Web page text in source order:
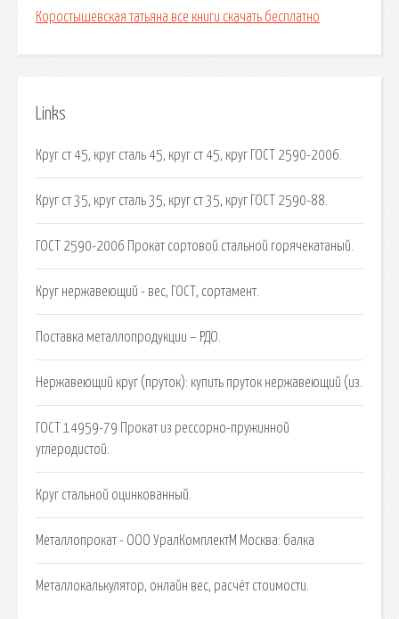
Коростышевская татьяна все книги скачать бесплатно
Links
Круг ст 45, круг сталь 45, круг ст 45, круг ГОСТ 2590-2006.
Круг ст 35, круг сталь 35, круг ст 35, круг ГОСТ 2590-88.
ГОСТ 2590-2006 Прокат сортовой стальной горячекатаный.
Круг нержавеющий - вес, ГОСТ, сортамент.
Поставка металлопродукции – РДО.
Нержавеющий круг (пруток): купить пруток нержавеющий (из.
ГОСТ 14959-79 Прокат из рессорно-пружинной
углеродистой.
Круг стальной оцинкованный.
Металлопрокат - ООО УралКомплектМ Москва: балка
Металлокалькулятор, онлайн вес, расчёт стоимости.